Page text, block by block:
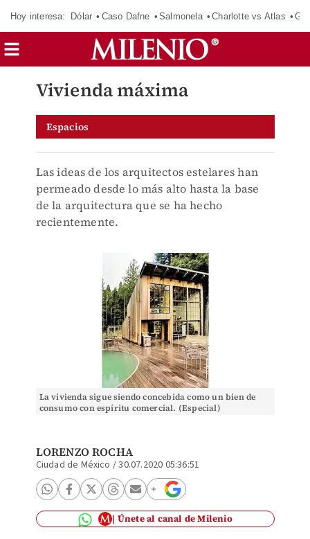
Hoy interesa: Dólar Caso Dafne Salmonela Charlotte vs Atlas
Vivienda máxima
Espacios
Las ideas de los arquitectos estelares han
permeado desde lo más alto hasta la base
de la arquitectura que se ha hecho
recientemente.
La vivienda sigue siendo concebida como un bien de
consumo con espíritu comercial. (Especial)
LORENZO ROCHA
Ciudad de México /30.07.2020 05:36:51
Únete al canal de Milenio